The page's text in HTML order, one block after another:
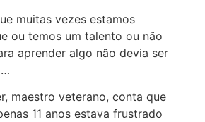
muitas vezes estamos
ou temos um talento ou não
aprender algo não devia ser
maestro veterano, conta que
11 anos estava frustrado